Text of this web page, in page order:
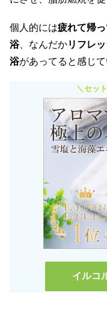
個人的には疲れて帰
浴 、なんだかリフレ
浴があってると感じて
＼セッ
イルコ